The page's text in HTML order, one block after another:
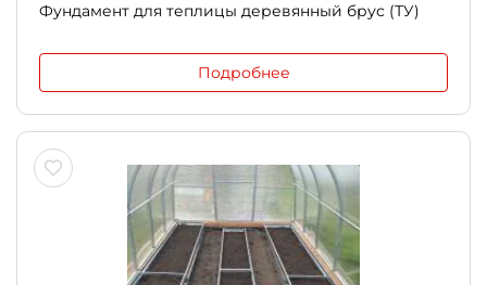
Фундамент для теплицы деревянный брус (ТУ)
Подробнее